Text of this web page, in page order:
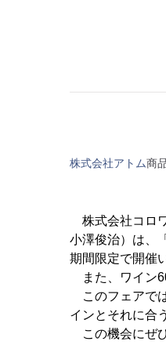
株式会社アトム商
株式会社コロ
小澤俊治）は、
期間限定で開催
また、ワイン
このフェアで
インとそれに合
この機会にぜ